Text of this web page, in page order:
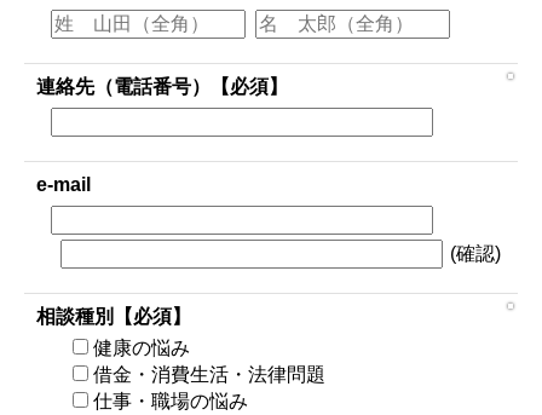
連絡先（電話番号）【必須】
e-mail
(確認)
相談種別【必須】
健康の悩み
借金・消費生活・法律問題
仕事・職場の悩み